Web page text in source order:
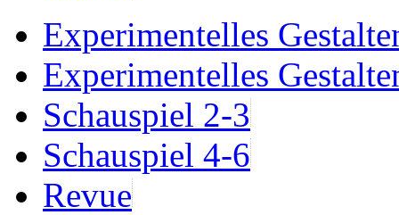
Experimentelles
Experimentelles
Schauspiel 2-3
Schauspiel 4-6
Revue